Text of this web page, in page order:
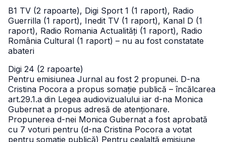
B1 TV (2 rapoarte), Digi Sport 1 (1 raport), Radio
Guerrilla (1 raport), Inedit TV (1 raport), Kanal D (1
raport), Radio Romania Actualități (1 raport), Radio
România Cultural (1 raport) – nu au fost constatate
abateri
Digi 24 (2 rapoarte)
Pentru emisiunea Jurnal au fost 2 propunei. D-na
Cristina Pocora a propus somație publică – încălcarea
art.29.1.a din Legea audiovizualului iar d-na Monica
Gubernat a propus adresă de atenționare.
Propunerea d-nei Monica Gubernat a fost aprobată
cu 7 voturi pentru (d-na Cristina Pocora a votat
pentru somație publică) Pentru cealaltă emisiune